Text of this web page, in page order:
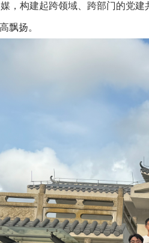
构建起跨领域、跨部门的党建
飘扬。